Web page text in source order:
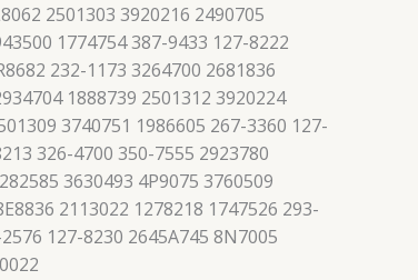
2501303 3920216 2490705
1774754 387-9433 127-8222
232-1173 3264700 2681836
1888739 2501312 3920224
3740751 1986605 267-3360 127-
326-4700 350-7555 2923780
3630493 4P9075 3760509
2113022 1278218 1747526 293-
127-8230 2645A745 8N7005